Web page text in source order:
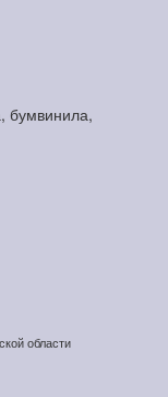
бумвинила,
области